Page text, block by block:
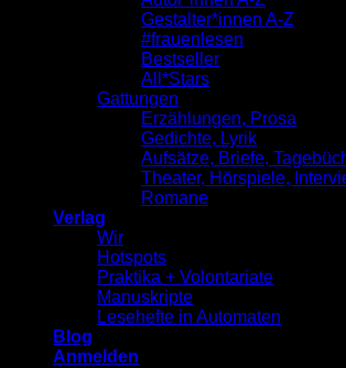
Gestalter*innen A-Z
#frauenlesen
Bestseller
All*Stars
Gattungen
Erzählungen, Prosa
Gedichte, Lyrik
Aufsätze, Briefe,
Theater, Hörspiele,
Romane
Verlag
Wir
Hotspots
Praktika + Volontariate
Manuskripte
Lesehefte in Automaten
Blog
Anmelden